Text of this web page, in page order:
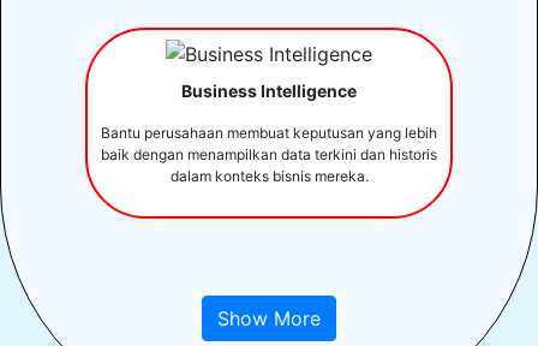
Business Intelligence
Bantu perusahaan membuat keputusan yang lebih
baik dengan menampilkan data terkini dan historis
dalam konteks bisnis mereka.
Show More